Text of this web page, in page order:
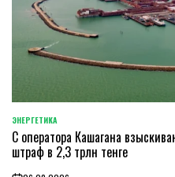
POSTED
IN
ЭНЕРГЕТИКА
С оператора Кашагана
штраф в 2,3 трлн тенге